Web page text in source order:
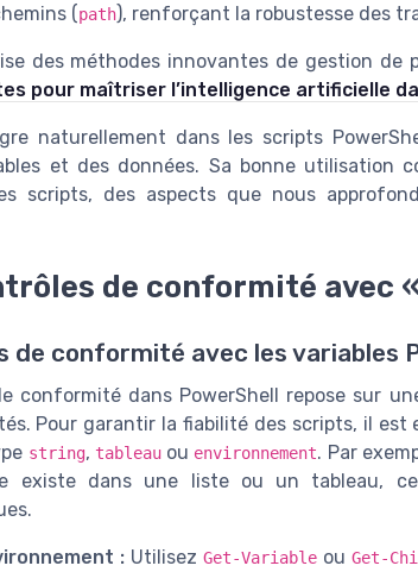
(path), renforçant la robustesse des
des méthodes innovantes de gestion de
pour maîtriser l’intelligence artificielle
naturellement dans les scripts
et des données. Sa bonne utilisation
scripts, des aspects que nous
de conformité avec
conformité avec les variables
conformité dans PowerShell repose sur
Pour garantir la fiabilité des scripts, il
string, tableauou environnement. Par
existe dans une liste ou un tableau,
:UtilisezGet-Variable ouGet-